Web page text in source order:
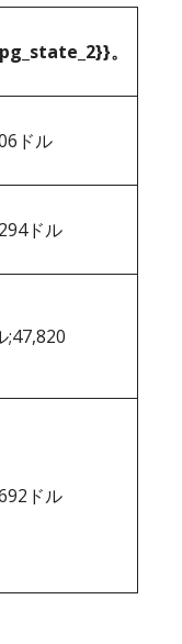
。
ドル
ドル
;47,820
ドル